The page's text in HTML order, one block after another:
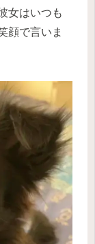
女はいつも
顔で言いま